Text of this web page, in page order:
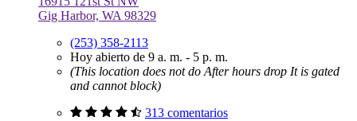
Gig Harbor, WA 98329
(253) 358-2113
Hoy abierto de 9 a. m. - 5 p. m.
(This location does not do After hours drop It is gated
and cannot block)
313 comentarios